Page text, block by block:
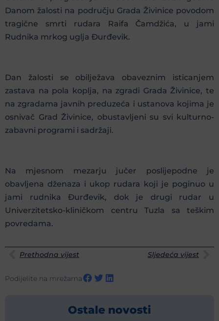
Danom žalosti na području Grada Živinice povodom
tragične smrti rudara Raifa Čamdžića, u jami
Rudnika mrkog uglja Đurđevik.
Dan žalosti se obilježava obaveznim isticanjem
zastava na pola koplja, na zgradi Grada Živinice, te
na zgradama javnih preduzeća i ustanova kojima je
osnivač Grad Živinice, obustavljeni su svi kulturno-
zabavni programi i sadržaji.
Na mjesnom mezarju jučer poslijepodne je
obavljena dženaza i ukop rudara koji je poginuo u
jami rudnika Đurđevik, dok je drugi rudar u
Univerzitetsko-kliničkom centru Tuzla sa teškim
povredama.
Prethodna vijest Sljedeća vijest
Podijelite na mrežama
Ostale novosti